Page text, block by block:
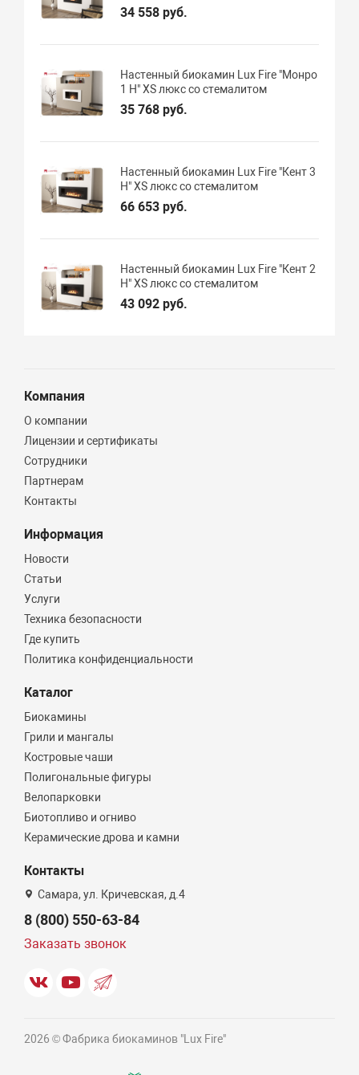
34 558 руб.
Настенный биокамин Lux Fire "Монро
1 Н" XS люкс со стемалитом
35 768 руб.
Настенный биокамин Lux Fire "Кент 3
Н" XS люкс со стемалитом
66 653 руб.
Настенный биокамин Lux Fire "Кент 2
Н" XS люкс со стемалитом
43 092 руб.
Компания
О компании
Лицензии и сертификаты
Сотрудники
Партнерам
Контакты
Информация
Новости
Статьи
Услуги
Техника безопасности
Где купить
Политика конфиденциальности
Каталог
Биокамины
Грили и мангалы
Костровые чаши
Полигональные фигуры
Велопарковки
Биотопливо и огниво
Керамические дрова и камни
Контакты
Самара, ул. Кричевская, д.4
8 (800) 550-63-84
Заказать звонок
2026 © Фабрика биокаминов "Lux Fire"